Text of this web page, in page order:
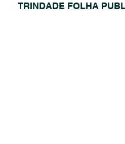
TRINDADE FOLHA